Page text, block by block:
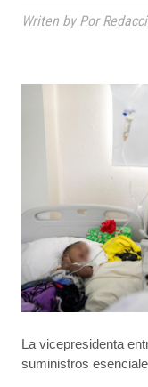
Writen by Por
La vicepresidenta
suministros